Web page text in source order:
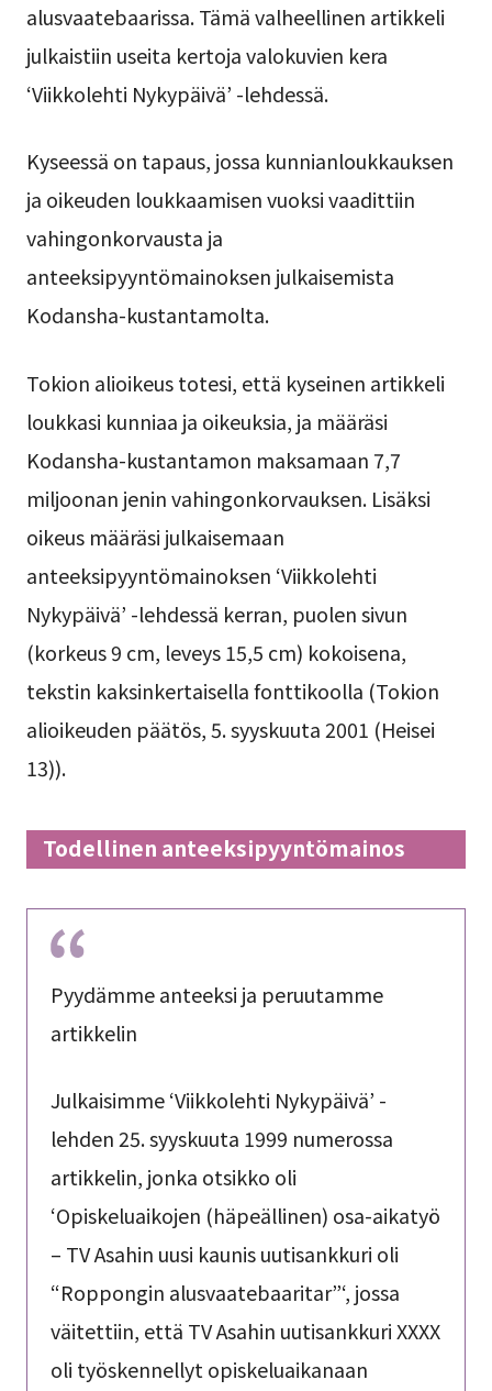
alusvaatebaarissa. Tämä valheellinen artikkeli
julkaistiin useita kertoja valokuvien kera
‘Viikkolehti Nykypäivä’ -lehdessä.
Kyseessä on tapaus, jossa kunnianloukkauksen
ja oikeuden loukkaamisen vuoksi vaadittiin
vahingonkorvausta ja
anteeksipyyntömainoksen julkaisemista
Kodansha-kustantamolta.
Tokion alioikeus totesi, että kyseinen artikkeli
loukkasi kunniaa ja oikeuksia, ja määräsi
Kodansha-kustantamon maksamaan 7,7
miljoonan jenin vahingonkorvauksen. Lisäksi
oikeus määräsi julkaisemaan
anteeksipyyntömainoksen ‘Viikkolehti
Nykypäivä’ -lehdessä kerran, puolen sivun
(korkeus 9 cm, leveys 15,5 cm) kokoisena,
tekstin kaksinkertaisella fonttikoolla (Tokion
alioikeuden päätös, 5. syyskuuta 2001 (Heisei
13)).
Todellinen anteeksipyyntömainos
Pyydämme anteeksi ja peruutamme
artikkelin
Julkaisimme ‘Viikkolehti Nykypäivä’ -
lehden 25. syyskuuta 1999 numerossa
artikkelin, jonka otsikko oli
‘Opiskeluaikojen (häpeällinen) osa-aikatyö
– TV Asahin uusi kaunis uutisankkuri oli
“Roppongin alusvaatebaaritar”‘, jossa
väitettiin, että TV Asahin uutisankkuri XXXX
oli työskennellyt opiskeluaikanaan